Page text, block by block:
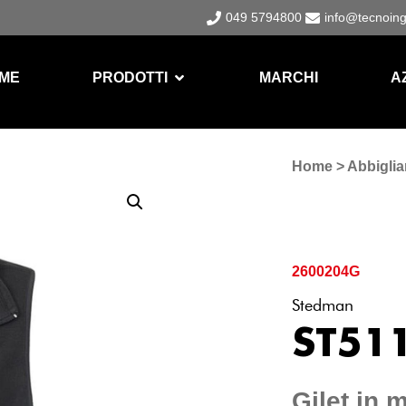
049 5794800
PRODOTTI MARCHI
Home >
2600204G
Stedman